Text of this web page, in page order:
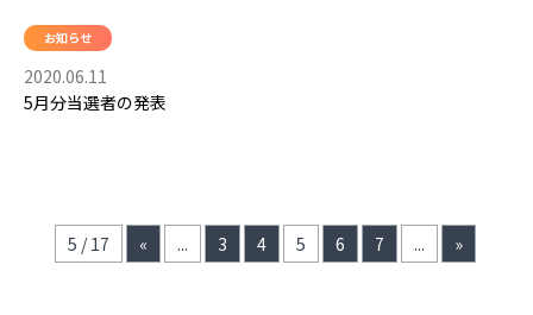
お知らせ
2020.06.11
5月分当選者の発表
5 / 17 « ... 3 4 5 6 7 ... »